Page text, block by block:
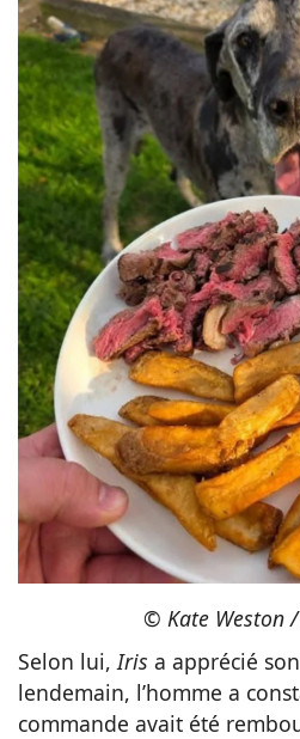
© Kate Weston
Selon lui, Iris a apprécié
lendemain, l’homme a
commande avait été